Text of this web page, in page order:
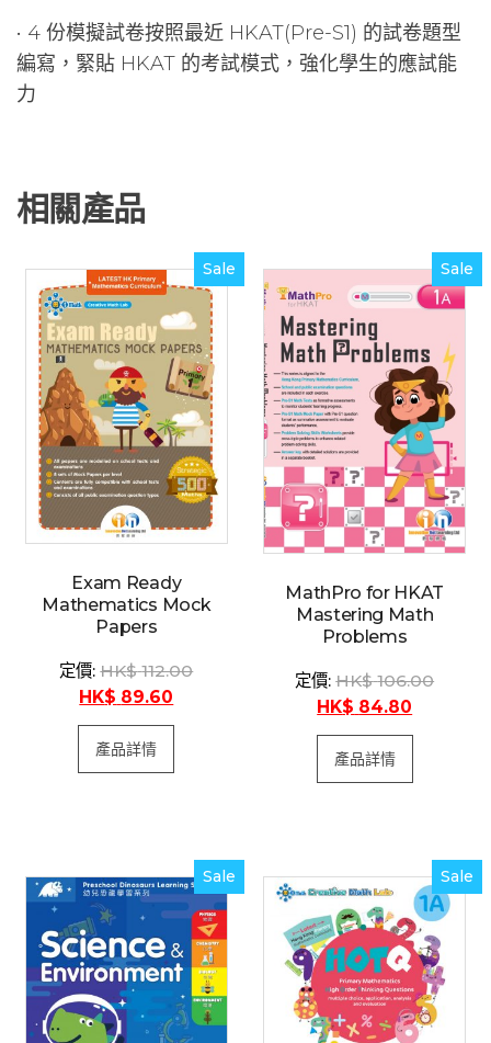
• 4 份模擬試卷按照最近 HKAT(Pre-S1) 的試卷題型
編寫，緊貼 HKAT 的考試模式，強化學生的應試能
力
相關產品
Sale
Exam Ready
Mathematics Mock
Papers
$ 112.00
$ 89.60
產品詳情
Sale
MathPro for HKAT
Mastering Math
Problems
$ 106.00
$ 84.80
產品詳情
Sale Sale